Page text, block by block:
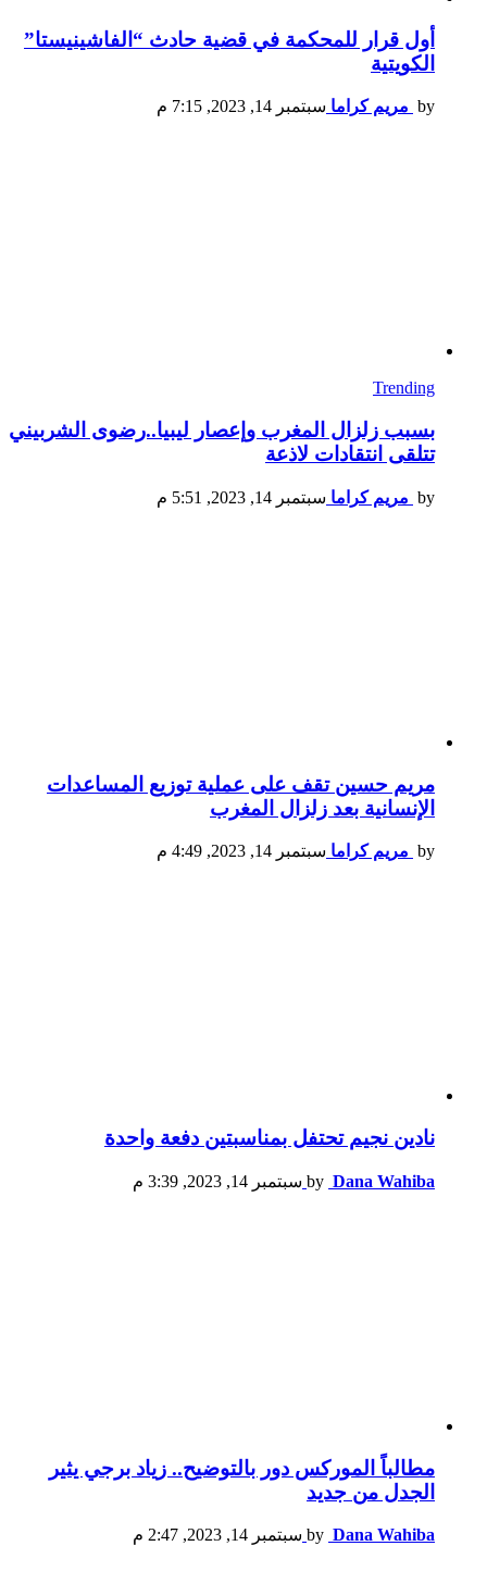
أول قرار للمحكمة في قضية حادث “الفاشينيستا”
الكويتية
by مريم كراما سبتمبر 14, 2023, 7:15 م
Trending
بسبب زلزال المغرب وإعصار ليبيا..رضوى الشربيني
تتلقى انتقادات لاذعة
by مريم كراما سبتمبر 14, 2023, 5:51 م
مريم حسين تقف على عملية توزيع المساعدات
الإنسانية بعد زلزال المغرب
by مريم كراما سبتمبر 14, 2023, 4:49 م
نادين نجيم تحتفل بمناسبتين دفعة واحدة
by Dana Wahiba سبتمبر 14, 2023, 3:39 م
مطالباً الموركس دور بالتوضيح.. زياد برجي يثير
الجدل من جديد
by Dana Wahiba سبتمبر 14, 2023, 2:47 م